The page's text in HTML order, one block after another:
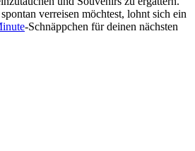
verreisen möchtest, lohnt sich ein
-Schnäppchen für deinen nächsten